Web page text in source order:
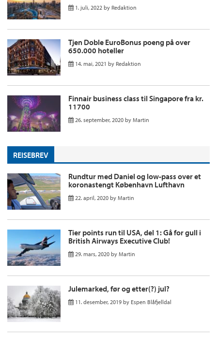
1. juli, 2022 by Redaktion
Tjen Doble EuroBonus poeng på over
650.000 hoteller
14. mai, 2021 by Redaktion
Finnair business class til Singapore fra kr.
11700
26. september, 2020 by Martin
REISEBREV
Rundtur med Daniel og low-pass over et
koronastengt København Lufthavn
22. april, 2020 by Martin
Tier points run til USA, del 1: Gå for gull i
British Airways Executive Club!
29. mars, 2020 by Martin
Julemarked, før og etter(?) jul?
11. desember, 2019 by Espen Blåfjelldal